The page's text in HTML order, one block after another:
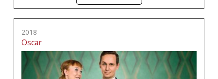
2018
Oscar